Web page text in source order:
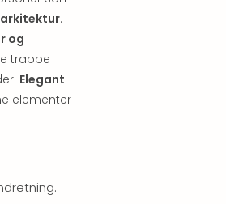
.
og
trappe
Elegant
elementer